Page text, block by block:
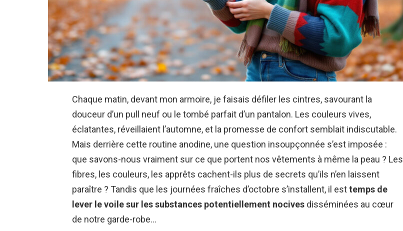
Chaque matin, devant mon armoire, je faisais défiler les cintres, savourant la
douceur d’un pull neuf ou le tombé parfait d’un pantalon. Les couleurs vives,
éclatantes, réveillaient l’automne, et la promesse de confort semblait indiscutable.
Mais derrière cette routine anodine, une question insoupçonnée s’est imposée :
que savons-nous vraiment sur ce que portent nos vêtements à même la peau ? Les
fibres, les couleurs, les apprêts cachent-ils plus de secrets qu’ils n’en laissent
paraître ? Tandis que les journées fraîches d’octobre s’installent, il esttemps de
lever le voile sur les substances potentiellement nocives disséminées au cœur
de notre garde-robe…